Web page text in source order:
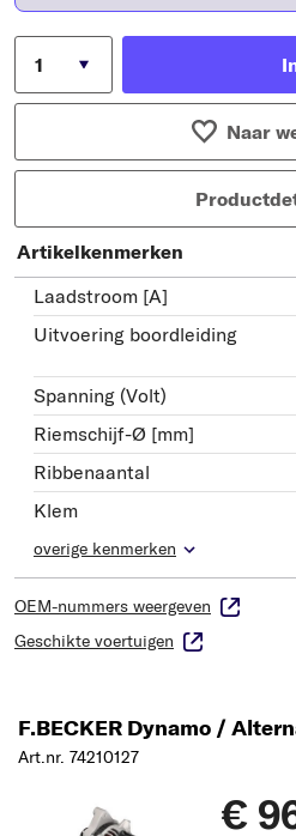
Naar
Artikelkenmerken
Laadstroom [A]
Uitvoering boordleiding
Spanning (Volt)
Riemschijf-Ø [mm]
Ribbenaantal
Klem
overige kenmerken
OEM-nummers weergeven
Geschikte voertuigen
F.BECKER Dynamo /
Art.nr. 74210127
€